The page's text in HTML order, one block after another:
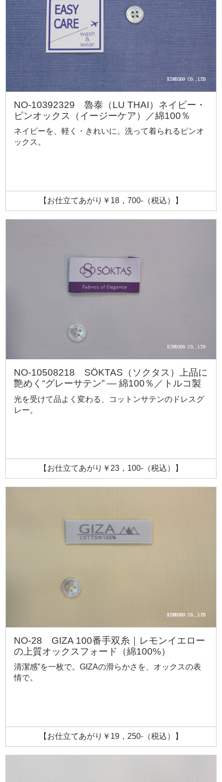
NO-10392329 魯泰（LU THAI）ネイビー・
ピンオックス（イージーケア）／綿100％
ネイビーを、軽く・きれいに。洗って着られるピンオ
ックス。
【お仕立てあがり￥18，700-（税込）】
NO-10508218 SÖKTAS（ソクタス）上品に
艶めく“グレーサテン” ― 綿100％／トルコ製
光を受けて品よく変わる、コットンサテンのドレスグ
レー。
【お仕立てあがり￥23，100-（税込）】
NO-28 GIZA 100番手双糸｜レモンイエロー
の上質オックスフォード（綿100%）
清潔感”を一枚で。GIZAの滑らかさを、オックスの表
情で。
【お仕立てあがり￥19，250-（税込）】